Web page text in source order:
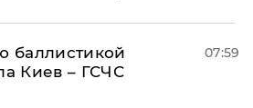
баллистикой
Киев – ГСЧС
07:59